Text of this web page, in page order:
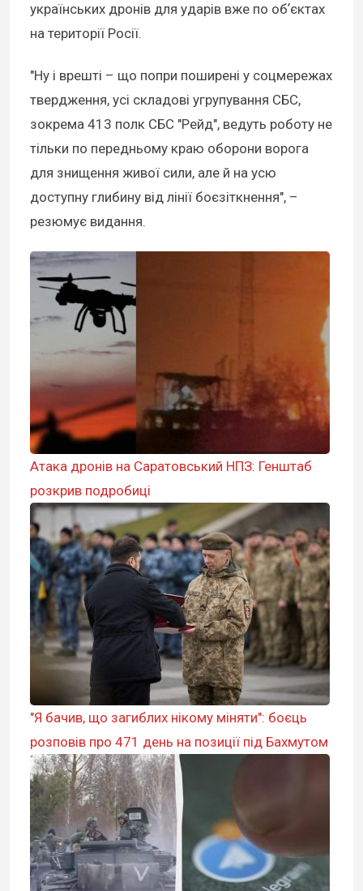
українських дронів для ударів вже по обʼєктах
на території Росії.
"Ну і врешті – що попри поширені у соцмережах
твердження, усі складові угрупування СБС,
зокрема 413 полк СБС "Рейд", ведуть роботу не
тільки по передньому краю оборони ворога
для знищення живої сили, але й на усю
доступну глибину від лінії боєзіткнення", –
резюмує видання.
Атака дронів на Саратовський НПЗ: Генштаб
розкрив подробиці
"Я бачив, що загиблих нікому міняти": боєць
розповів про 471 день на позиції під Бахмутом